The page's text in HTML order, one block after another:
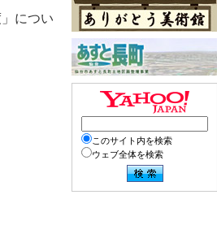
につい
このサイト内を検索
ウェブ全体を検索